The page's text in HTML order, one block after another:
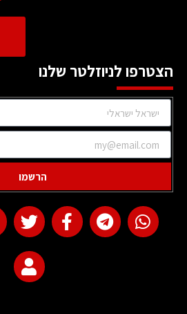
הצטרפו לניוזלטר שלנו
הרשמו